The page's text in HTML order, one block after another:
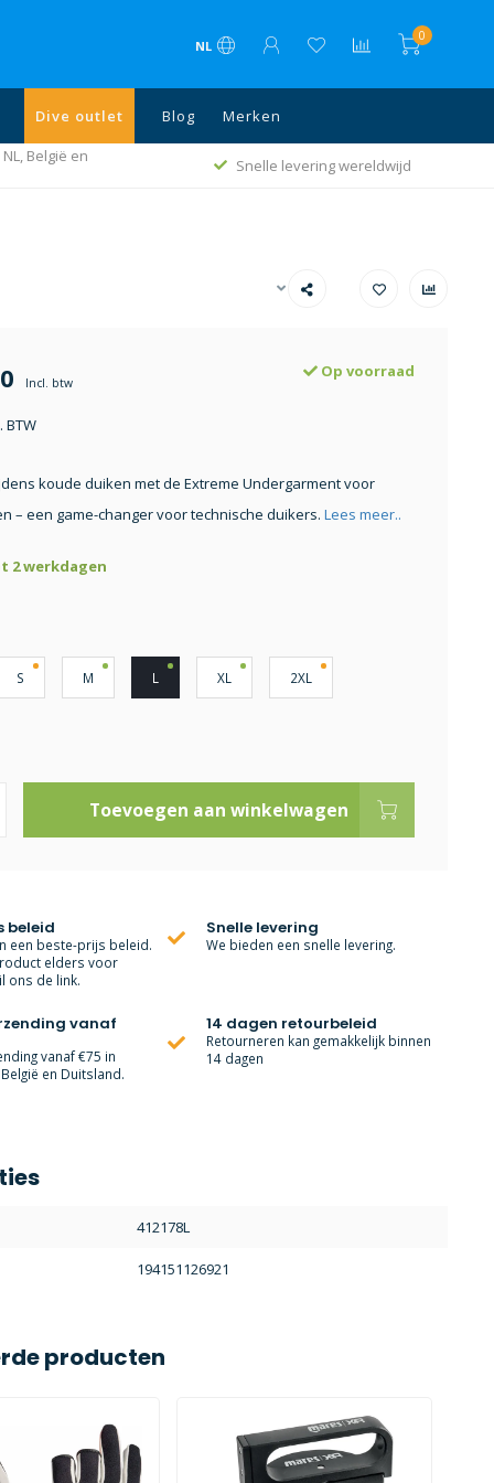
NL
0
Dive outlet Blog Merken
België en
Snelle levering wereldwijd
Incl. btw
BTW
Op voorraad
koude duiken met de Extreme Undergarment voor
– een game-changer voor technische duikers. Lees meer..
2 werkdagen
S M L XL 2XL
Toevoegen aan winkelwagen
beleid
een beste-prijs beleid.
elders voor
ons de link.
Snelle levering
We bieden een snelle levering.
vanaf
vanaf €75 in
en Duitsland.
14 dagen retourbeleid
Retourneren kan gemakkelijk binnen
14 dagen
412178L
194151126921
producten